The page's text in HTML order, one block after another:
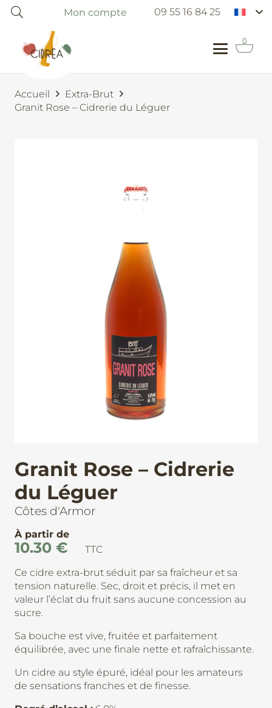
Mon compte 09 55 16 84 25
Accueil
Extra-Brut
Granit Rose – Cidrerie du Léguer
Granit Rose – Cidrerie
du Léguer
Côtes d'Armor
À partir de
10.30 €
TTC
Ce cidre extra-brut séduit par sa fraîcheur et sa
tension naturelle. Sec, droit et précis, il met en
valeur l’éclat du fruit sans aucune concession au
sucre.
Sa bouche est vive, fruitée et parfaitement
équilibrée, avec une finale nette et rafraîchissante.
Un cidre au style épuré, idéal pour les amateurs
de sensations franches et de finesse.